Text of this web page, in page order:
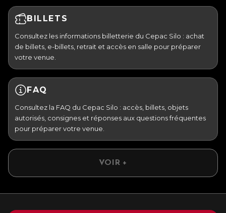
BILLETS
Consultez les informations billetterie du Cepac Silo : achat
de billets, e-billets, retrait et accès en salle pour préparer
votre venue.
FAQ
Consultez la FAQ du Cepac Silo : accès, billets, objets
autorisés, consignes et réponses aux questions fréquentes
pour préparer votre venue.
VOIR +